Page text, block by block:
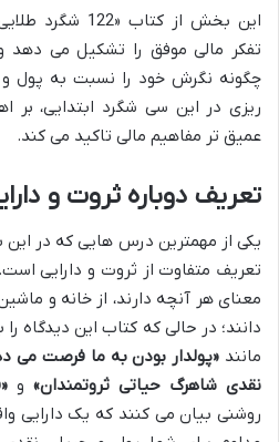
این بخش از
تفکر مالی موفق را تشکیل می دهد
چگونه نگرش خود را نسبت به پول
ریزی در این سی شگرد ابتدایی،
عمیق تر مفاهیم مالی تاکید می کند.
تعریف دوباره ثروت و
یکی از مهمترین درس هایی که در
تعریف متفاوت از ثروت و دارایی
معنای هر آنچه دارند، از خانه و
دانند؛ در حالی که کتاب این
مانند «پولدار بودن به ما فرصت می
نقدی شاهرگ حیاتی ثروتمندان» و
روشنی بیان می کنند که یک دارایی